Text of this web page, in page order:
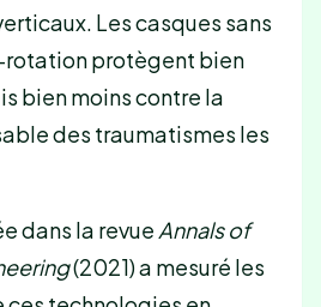
Les casques sans
protègent bien
bien moins contre la
des traumatismes les
dans la revue Annals of
(2021) a mesuré les